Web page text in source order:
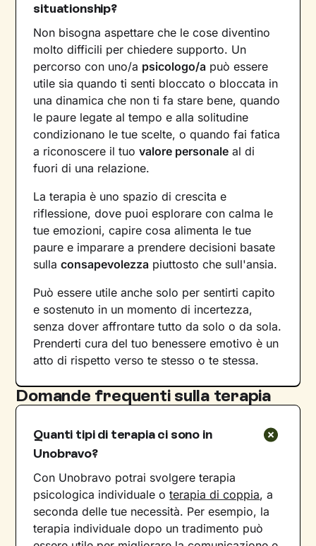
situationship?
Non bisogna aspettare che le cose diventino
molto difficili per chiedere supporto. Un
percorso con uno/a psicologo/a può essere
utile sia quando ti senti bloccato o bloccata in
una dinamica che non ti fa stare bene, quando
le paure legate al tempo e alla solitudine
condizionano le tue scelte, o quando fai fatica
a riconoscere il tuovalore personale al di
fuori di una relazione.
La terapia è uno spazio di crescita e
riflessione, dove puoi esplorare con calma le
tue emozioni, capire cosa alimenta le tue
paure e imparare a prendere decisioni basate
sullaconsapevolezza piuttosto che sull'ansia.
Può essere utile anche solo per sentirti capito
e sostenuto in un momento di incertezza,
senza dover affrontare tutto da solo o da sola.
Prenderti cura del tuo benessere emotivo è un
atto di rispetto verso te stesso o te stessa.
Domande frequenti sulla terapia
Quanti tipi di terapia ci sono in
Unobravo?
Con Unobravo potrai svolgere terapia
psicologica individuale oterapia di coppia, a
seconda delle tue necessità. Per esempio, la
terapia individuale dopo un tradimento può